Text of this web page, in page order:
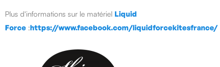
Plus d'informations sur le matériel Liquid
Force :https://www.facebook.com/liquidforcekitesfrance/